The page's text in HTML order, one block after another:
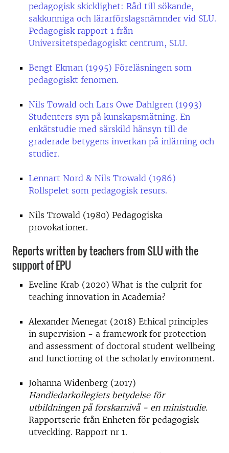
pedagogisk skicklighet: Råd till sökande,
sakkunniga och lärarförslagsnämnder vid SLU.
Pedagogisk rapport 1 från
Universitetspedagogiskt centrum, SLU.
Bengt Ekman (1995) Föreläsningen som
pedagogiskt fenomen.
Nils Towald och Lars Owe Dahlgren (1993)
Studenters syn på kunskapsmätning. En
enkätstudie med särskild hänsyn till de
graderade betygens inverkan på inlärning och
studier.
Lennart Nord & Nils Trowald (1986)
Rollspelet som pedagogisk resurs.
Nils Trowald (1980) Pedagogiska
provokationer.
Reports written by teachers from SLU with the
support of EPU
Eveline Krab (2020) What is the culprit for
teaching innovation in Academia?
Alexander Menegat (2018) Ethical principles
in supervision - a framework for protection
and assessment of doctoral student wellbeing
and functioning of the scholarly environment.
Johanna Widenberg (2017)
Handledarkollegiets betydelse för
utbildningen på forskarnivå - en ministudie.
Rapportserie från Enheten för pedagogisk
utveckling. Rapport nr 1.